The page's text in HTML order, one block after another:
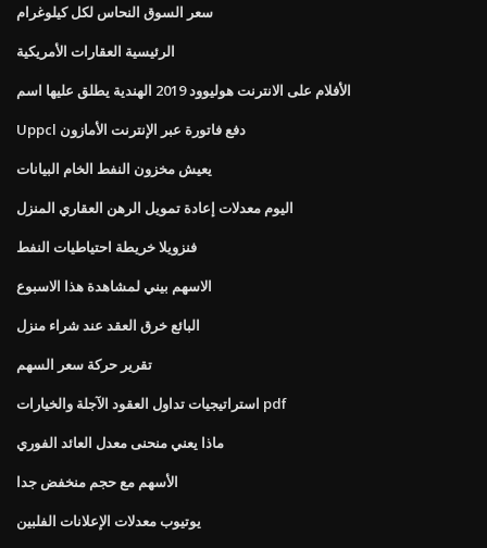
سعر السوق النحاس لكل كيلوغرام
الرئيسية العقارات الأمريكية
الأفلام على الانترنت هوليوود 2019 الهندية يطلق عليها اسم
Uppcl دفع فاتورة عبر الإنترنت الأمازون
يعيش مخزون النفط الخام البيانات
اليوم معدلات إعادة تمويل الرهن العقاري المنزل
فنزويلا خريطة احتياطيات النفط
الاسهم بيني لمشاهدة هذا الاسبوع
البائع خرق العقد عند شراء منزل
تقرير حركة سعر السهم
استراتيجيات تداول العقود الآجلة والخيارات pdf
ماذا يعني منحنى معدل العائد الفوري
الأسهم مع حجم منخفض جدا
يوتيوب معدلات الإعلانات الفلبين